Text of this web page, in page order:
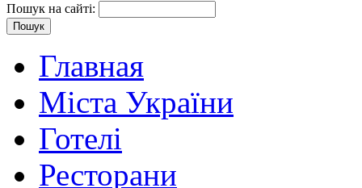
Пошук на сайті:
Главная
Міста України
Готелі
Ресторани